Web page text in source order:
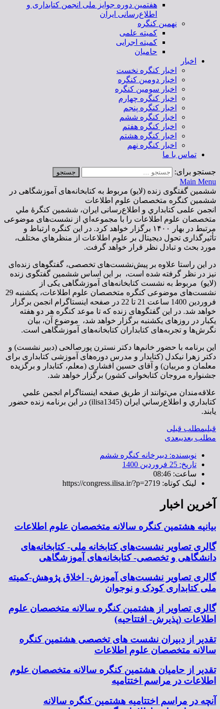
هفتمین دوره جوایز ملی انجمن کتابداری و
اطلاع‌رسانی ایران
نهمین کنگره
کمیته علمی
کمیته اجرایی
حامیان
اخبار
اخبار کنگره نخست
اخبار دومین کنگره
اخبار سومین کنگره
اخبار کنگره چهارم
اخبار کنگره پنجم
اخبار کنگره ششم
اخبار کنگره هفتم
اخبار کنگره هشتم
اخبار کنگره نهم
تماس با ما
جستجو برای:
Main Menu
ششمین گفتگوی زنده (لایو) مربوط به کتابخانه‌های آموزشگاهی در
ششمین کنگره متخصصان علوم اطلاعات
انجمن علمی کتابداري و اطلاع‌رسانی ایران، ششمين کنگرۀ ملي
متخصصان علوم اطلاعات را با مجموعه‌اي از نشست‌های موضوعی
مرتبط در بهار ١۴٠٠ برگزار خواهد کرد. در اين كنگره ارتباط و
تأثیرگذاری تحول ديجيتال بر علوم اطلاعات از منظرهاي مختلف،
مورد بحث و تبادل نظر قرار خواهد گرفت.
در این راستا علاوه بر پیش‌نشست‌های تخصصی، گفتگوهای زنده‌ای
نیز در نظر گرفته شده است، بر این اساس ششمین گفتگوی زنده
(لایو) مربوط به نشست کتابخانه‌های آموزشگاهی یکی از
نشست‌های موضوعی کنگره متخصصان علوم اطلاعات، یکشنبه 29
فروردین 1400 ساعت 21 تا 22 در صفحه اینستاگرام انجمن برگزار
خواهد شد. در این گفتگوهای زنده که تا موعد کنگره هر دو هفته
یکبار در روزهای یکشنبه برگزار خواهد شد، موضوع آن، بیان
نگرش‌ها و تجربه‌های کتابداران کتابخانه‌های آموزشگاهی است.
این برنامه با حضور خانم‌ها دکتر نسترن پورصالحی (دبیر نشست) و
دکتر زهرا نیکدل (کتابدار و مدرس دوره‌های آموزشی کتابداری برای
معلمان و مربیان) و آقای حسین افشاری (معلم، کتابدار و برگزیده
جشنواره مروجان کتابخوانی کشور) برگزار خواهد شد.
علاقه‌مندان مي‌توانند از طريق صفحه اينستاگرام انجمن علمي
كتابداري و اطلاع‌رساني ايران (ilisa1345) در اين برنامه زنده حضور
يابند.
قبلیمطلب قبلی
مطلب بعدیبعدی
نویسنده: دبیرخانه کنگره ششم
تاریخ: 25 فروردین 1400
ساعت: 08:46
لینک کوتاه: https://congress.ilisa.ir/?p=2719
آخرین اخبار
بیانیه هشتمین کنگره سالانه متخصصان علوم اطلاعات
گالری تصاویر نشست‌های کتابخانه ملی- کتابخانه‌های
دانشگاهی و تخصصی- کتابخانه‌های آموزشگاهی
گالری تصاویر نشست‌های آموزش- اخلاق پژوهش-کمیته
ملی کتابداری کودک و نوجوان
گالری تصاویر از هشتمین کنگره سالانه متخصصان علوم
اطلاعات (پذیرش- افتتاحیه)
تقدیر از دبیران نشست های تخصصی هشتمین کنگره
سالانه متخصصان علوم اطلاعات
تقدیر از حامیان هشتمین کنگره سالانه متخصصان علوم
اطلاعات در مراسم اختتامیه
آنچه در مراسم اختتامیه هشتمین کنگره سالانه